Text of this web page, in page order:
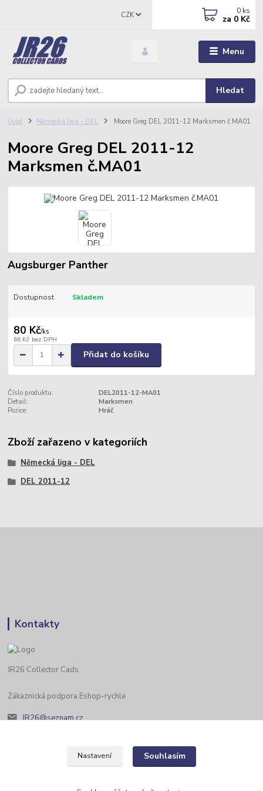
Menu
CZK
Hledat
0 ks
za 0 Kč
Úvod Německá liga - DEL Moore Greg DEL 2011-12 Marksmen č.MA01
Moore Greg DEL 2011-12
Marksmen č.MA01
Augsburger Panther
Dostupnost Skladem
80 Kč/ks
66 Kč bez DPH
Přidat do košíku
Číslo produktu:
DEL2011-12-MA01
Detail:
Marksmen
Pozice:
Hráč
Zboží zařazeno v kategoriích
Německá liga - DEL
DEL 2011-12
Kontakty
JR26 Collector Cads
Zákaznická podpora Eshop-rychle
JR26@seznam.cz
Nastavení Souhlasím